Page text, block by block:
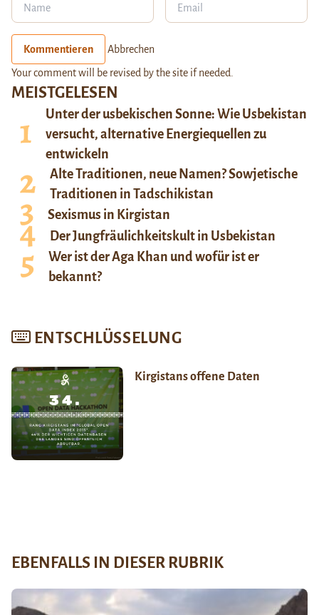
MEISTGELESEN
Unter der usbekischen Sonne: Wie Usbekistan
versucht, alternative Energiequellen zu
entwickeln
Alte Traditionen, neue Namen? Sowjetische
Traditionen in Tadschikistan
Sexismus in Kirgistan
Der Jungfräulichkeitskult in Usbekistan
Wer ist der Aga Khan und wofür ist er
bekannt?
ENTSCHLÜSSELUNG
Kirgistans offene Daten
Kommentieren Abbrechen
Your comment will be revised by the site if needed.
EBENFALLS IN DIESER RUBRIK